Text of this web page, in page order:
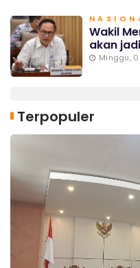
Wakil
akan
Minggu,
Terpopuler